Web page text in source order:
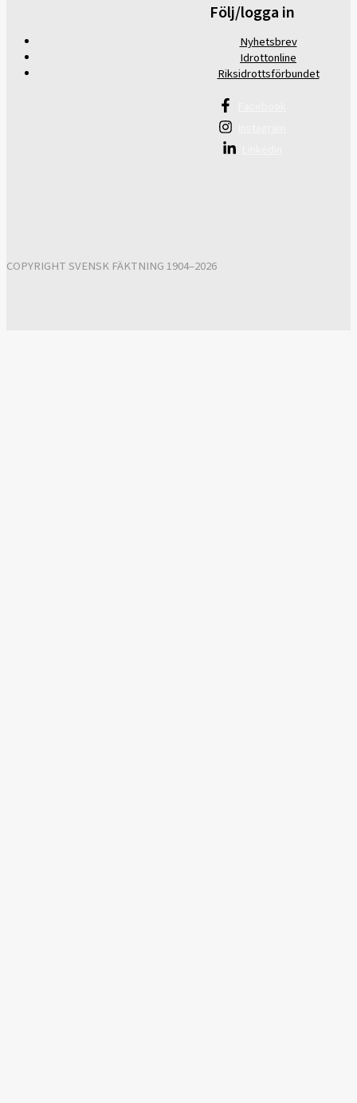
Följ/logga in
Nyhetsbrev
Idrottonline
Riksidrottsförbundet
COPYRIGHT SVENSK FÄKTNING 1904–2026